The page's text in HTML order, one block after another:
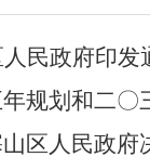
民政府印
规划和二
区人民政